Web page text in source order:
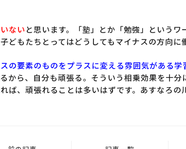
ない と思います。「塾」とか「勉強」という
どもたちとってはどうしてもマイナスの方向に
の要素のものをプラスに変える雰囲気がある学
から、自分も頑張る。そういう相乗効果を十
ば、頑張れることは多いはずです。あすなろの